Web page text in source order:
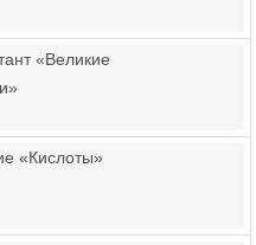
«Великие
«Кислоты»